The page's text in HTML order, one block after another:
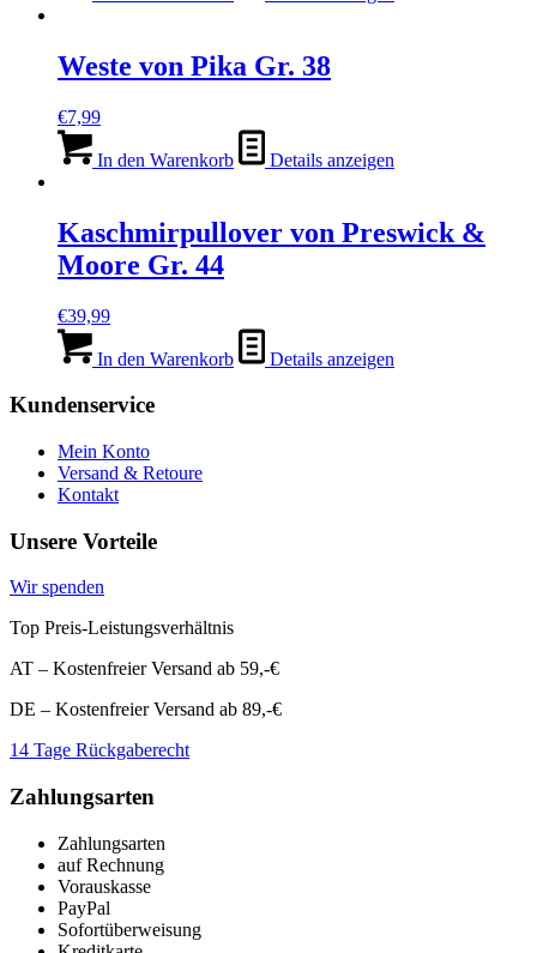
Weste von Pika Gr. 38
€7,99
In den Warenkorb Details anzeigen
Kaschmirpullover von Preswick &
Moore Gr. 44
€39,99
In den Warenkorb Details anzeigen
Kundenservice
Mein Konto
Versand & Retoure
Kontakt
Unsere Vorteile
Wir spenden
Top Preis-Leistungsverhältnis
AT – Kostenfreier Versand ab 59,-€
DE – Kostenfreier Versand ab 89,-€
14 Tage Rückgaberecht
Zahlungsarten
Zahlungsarten
auf Rechnung
Vorauskasse
PayPal
Sofortüberweisung